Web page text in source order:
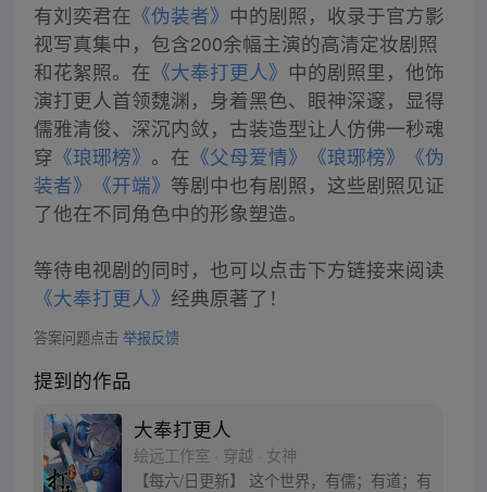
有刘奕君在 《伪装者》 中的剧照，收录于官方影
视写真集中，包含200余幅主演的高清定妆剧照
和花絮照。在 《大奉打更人》 中的剧照里，他饰
演打更人首领魏渊，身着黑色、眼神深邃，显得
儒雅清俊、深沉内敛，古装造型让人仿佛一秒魂
穿 《琅琊榜》 。在 《父母爱情》 《琅琊榜》
《伪
装者》
《开端》 等剧中也有剧照，这些剧照见证
了他在不同角色中的形象塑造。
等待电视剧的同时，也可以点击下方链接来阅读
《大奉打更人》 经典原著了！
答案问题点击 举报反馈
提到的作品
大奉打更人
绘远工作室 · 穿越 · 女神
【每六/日更新】 这个世界，有儒；有道；有